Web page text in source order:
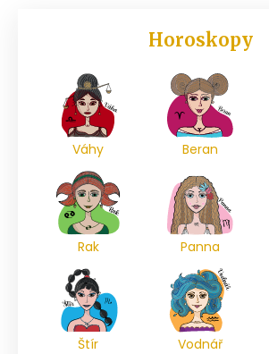
Horoskopy
Váhy Beran
Rak Panna
Štír Vodnář